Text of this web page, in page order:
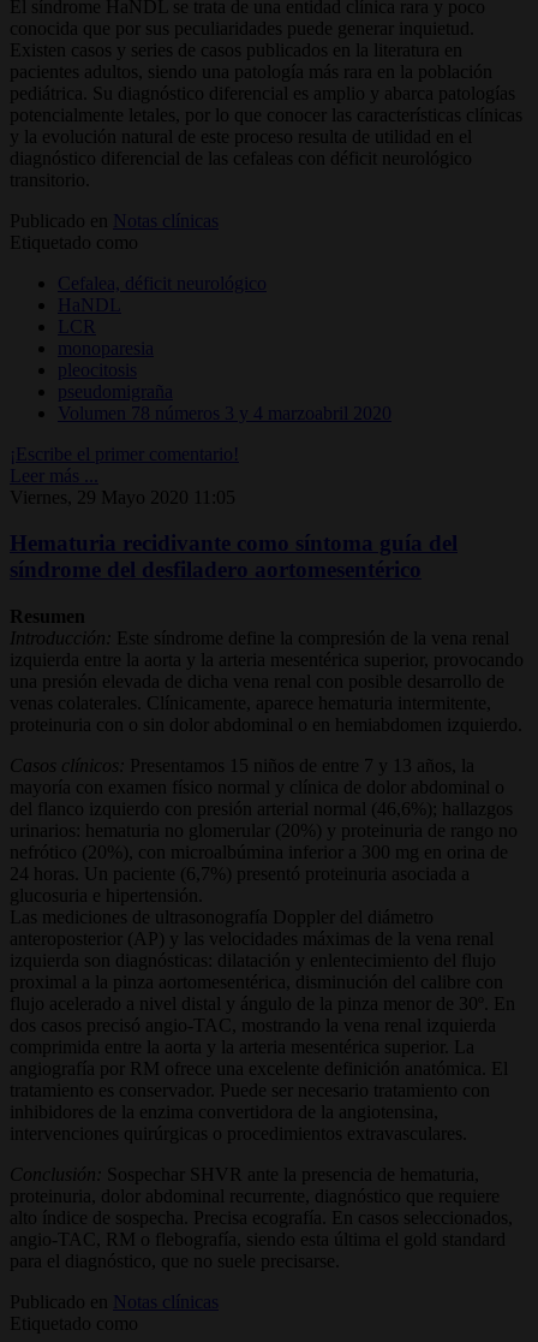
El síndrome HaNDL se trata de una entidad clínica rara y poco
conocida que por sus peculiaridades puede generar inquietud.
Existen casos y series de casos publicados en la literatura en
pacientes adultos, siendo una patología más rara en la población
pediátrica. Su diagnóstico diferencial es amplio y abarca patologías
potencialmente letales, por lo que conocer las características clínicas
y la evolución natural de este proceso resulta de utilidad en el
diagnóstico diferencial de las cefaleas con déficit neurológico
transitorio.
Publicado en
Notas clínicas
Etiquetado como
Cefalea, déficit neurológico
HaNDL
LCR
monoparesia
pleocitosis
pseudomigraña
Volumen 78 números 3 y 4 marzoabril 2020
¡Escribe el primer comentario!
Leer más ...
Viernes, 29 Mayo 2020 11:05
Hematuria recidivante como síntoma guía del
síndrome del desfiladero aortomesentérico
Resumen
Introducción:
Este síndrome define la compresión de la vena renal
izquierda entre la aorta y la arteria mesentérica superior, provocando
una presión elevada de dicha vena renal con posible desarrollo de
venas colaterales. Clínicamente, aparece hematuria intermitente,
proteinuria con o sin dolor abdominal o en hemiabdomen izquierdo.
Casos clínicos:
Presentamos 15 niños de entre 7 y 13 años, la
mayoría con examen físico normal y clínica de dolor abdominal o
del flanco izquierdo con presión arterial normal (46,6%); hallazgos
urinarios: hematuria no glomerular (20%) y proteinuria de rango no
nefrótico (20%), con microalbúmina inferior a 300 mg en orina de
24 horas. Un paciente (6,7%) presentó proteinuria asociada a
glucosuria e hipertensión.
Las mediciones de ultrasonografía Doppler del diámetro
anteroposterior (AP) y las velocidades máximas de la vena renal
izquierda son diagnósticas: dilatación y enlentecimiento del flujo
proximal a la pinza aortomesentérica, disminución del calibre con
flujo acelerado a nivel distal y ángulo de la pinza menor de 30º. En
dos casos precisó angio-TAC, mostrando la vena renal izquierda
comprimida entre la aorta y la arteria mesentérica superior. La
angiografía por RM ofrece una excelente definición anatómica. El
tratamiento es conservador. Puede ser necesario tratamiento con
inhibidores de la enzima convertidora de la angiotensina,
intervenciones quirúrgicas o procedimientos extravasculares.
Conclusión:
Sospechar SHVR ante la presencia de hematuria,
proteinuria, dolor abdominal recurrente, diagnóstico que requiere
alto índice de sospecha. Precisa ecografía. En casos seleccionados,
angio-TAC, RM o flebografía, siendo esta última el gold standard
para el diagnóstico, que no suele precisarse.
Publicado en
Notas clínicas
Etiquetado como